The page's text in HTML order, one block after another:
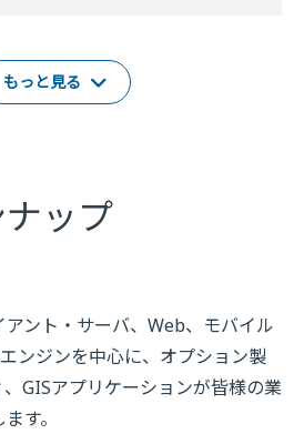
もっと見る
ップ
ント・サーバ、Web、モバイル
ンジンを中心に、オプション製
GISアプリケーションが皆様の業
す。